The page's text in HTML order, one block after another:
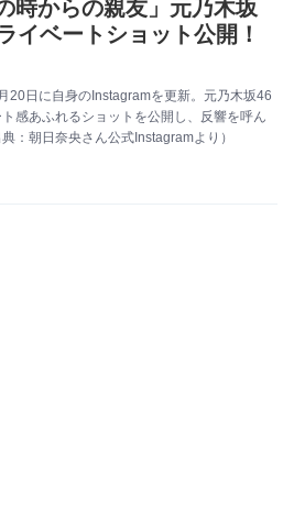
時からの親友」元乃木坂
イベートショット公開！
20日に自身のInstagramを更新。元乃木坂46
感あふれるショットを公開し、反響を呼ん
：朝日奈央さん公式Instagramより）